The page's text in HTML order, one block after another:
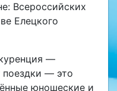
Всероссийских
Елецкого
—
поездки — это
юношеские и